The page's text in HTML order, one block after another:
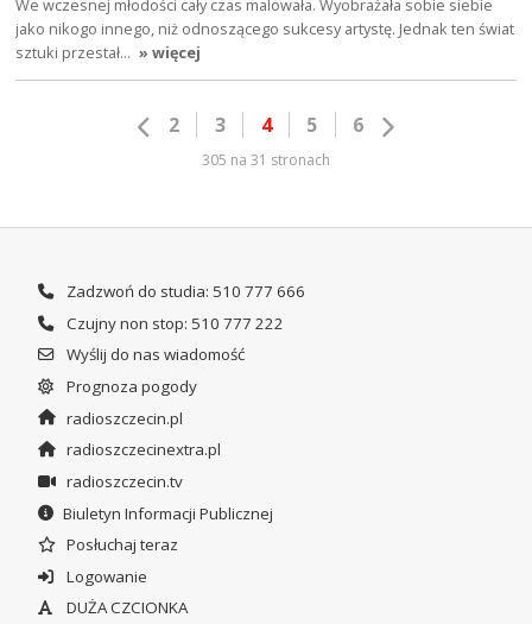
We wczesnej młodości cały czas malowała. Wyobrażała sobie siebie
jako nikogo innego, niż odnoszącego sukcesy artystę. Jednak ten świat
sztuki przestał… » więcej
2 3 4 5 6
305 na 31 stronach
Zadzwoń do studia: 510 777 666
Czujny non stop: 510 777 222
Wyślij do nas wiadomość
Prognoza pogody
radioszczecin.pl
radioszczecinextra.pl
radioszczecin.tv
Biuletyn Informacji Publicznej
Posłuchaj teraz
Logowanie
DUŻA CZCIONKA